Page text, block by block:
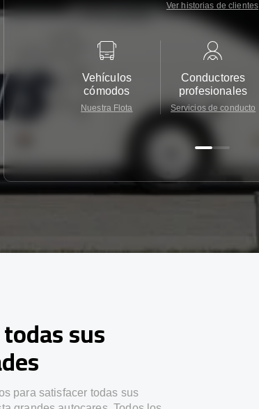
Ver historias de clientes
Vehículos
cómodos
Nuestra Flota
Conductores
profesionales
Servicios de conducto
sus
para satisfacer todas sus